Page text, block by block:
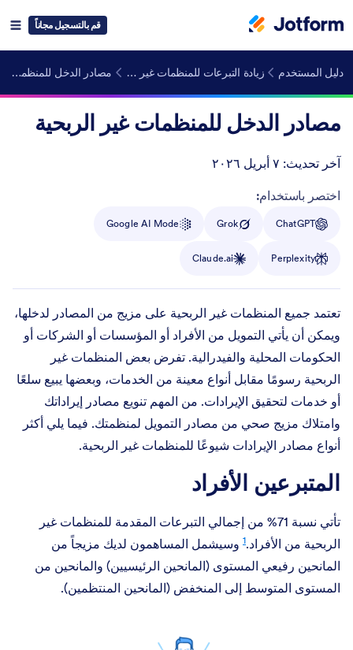
قم بالتسجيل مجاناً
دليل المستخدم زيادة التبرعات للمنظمات غير الربحية لأقصى حد مصادر الدخل للمنظمات غير الربحية
مصادر الدخل للمنظمات غير الربحية
آخر تحديث:
Post ID
اختصر باستخدام:
ChatGPT
Grok
Google AI Mode
Perplexity
Claude.ai
تعتمد جميع المنظمات غير الربحية على مزيج من المصادر لدخلها،
ويمكن أن يأتي التمويل من الأفراد أو المؤسسات أو الشركات أو
الحكومات المحلية والفيدرالية. تفرض بعض المنظمات غير
الربحية رسومًا مقابل أنواع معينة من الخدمات، وبعضها يبيع سلعًا
أو خدمات لتحقيق الإيرادات. من المهم تنويع مصادر إيراداتك
وامتلاك مزيج صحي من مصادر التمويل لمنظمتك. فيما يلي أكثر
أنواع مصادر الإيرادات شيوعًا للمنظمات غير الربحية.
المتبرعين الأفراد
تأتي نسبة 71% من إجمالي التبرعات المقدمة للمنظمات غير
الربحية من الأفراد.1 وسيشمل المساهمون لديك مزيجاً من
المانحين رفيعي المستوى (المانحين الرئيسيين) والمانحين من
المستوى المتوسط إلى المنخفض (المانحين المنتظمين).